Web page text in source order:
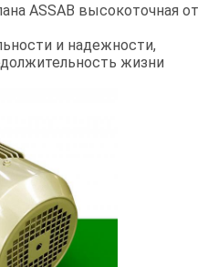
ASSAB высокоточная от
и надежности,
жизни